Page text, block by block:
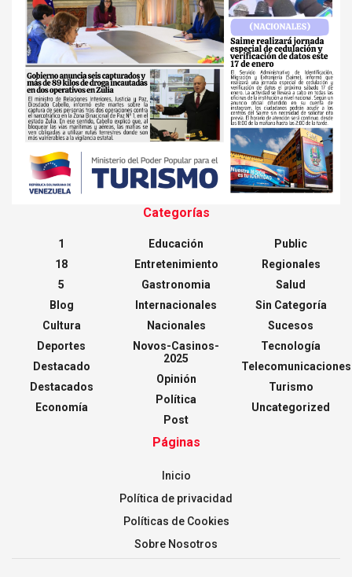
Categorías
1
18
5
Blog
Cultura
Deportes
Destacado
Destacados
Economía
Educación
Entretenimiento
Gastronomia
Internacionales
Nacionales
Novos-Casinos-
2025
Opinión
Política
Post
Public
Regionales
Salud
Sin Categoría
Sucesos
Tecnología
Telecomunicaciones
Turismo
Uncategorized
Páginas
Inicio
Política de privacidad
Políticas de Cookies
Sobre Nosotros